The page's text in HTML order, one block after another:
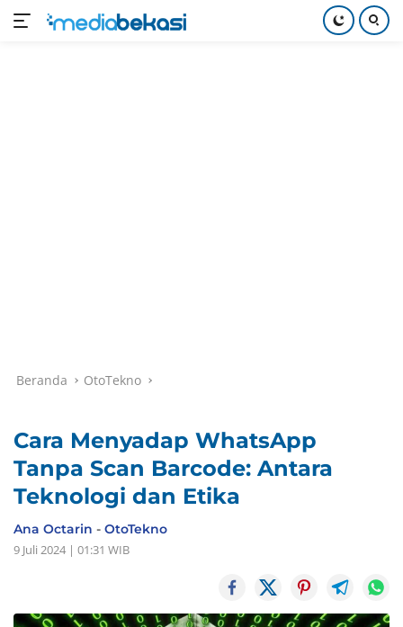
Beranda OtoTekno
Cara Menyadap WhatsApp
Tanpa Scan Barcode: Antara
Teknologi dan Etika
Ana Octarin - OtoTekno
9 Juli 2024 | 01:31 WIB